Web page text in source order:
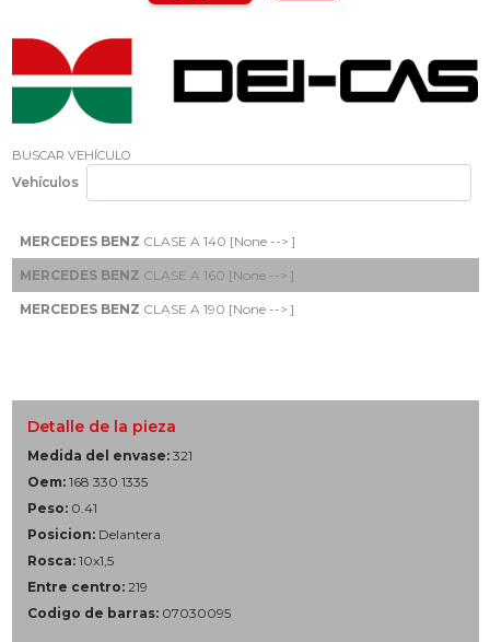
BUSCAR VEHÍCULO
Vehículos
MERCEDES BENZ CLASE A 140 [None --> ]
MERCEDES BENZ CLASE A 160 [None --> ]
MERCEDES BENZ CLASE A 190 [None --> ]
Detalle de la pieza
Medida del envase: 321
Oem: 168 330 1335
Peso: 0.41
Posicion: Delantera
Rosca: 10x1,5
Entre centro: 219
Codigo de barras: 07030095